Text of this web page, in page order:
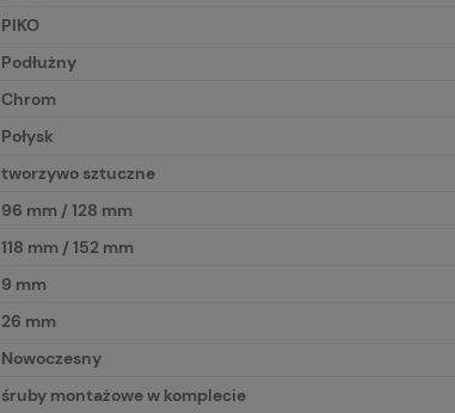
PIKO
Podłużny
Chrom
Połysk
tworzywo sztuczne
96 mm / 128 mm
118 mm / 152 mm
9 mm
26 mm
Nowoczesny
śruby montażowe w komplecie